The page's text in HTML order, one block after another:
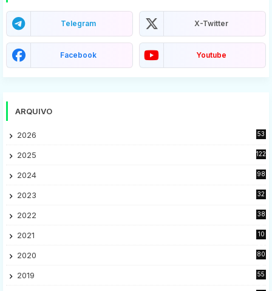
Telegram X-Twitter
Facebook Youtube
ARQUIVO
2026 53
2025 122
2024 98
2023
32
2022
38
2021
10
2020
80
2019
55